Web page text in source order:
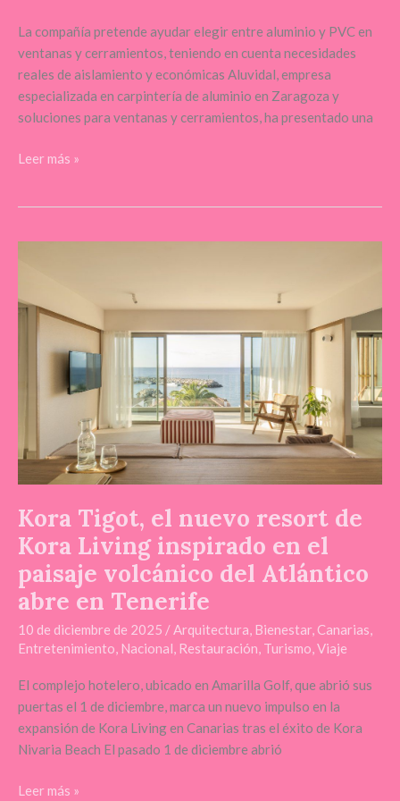
La compañía pretende ayudar elegir entre aluminio y PVC en
ventanas y cerramientos, teniendo en cuenta necesidades
reales de aislamiento y económicas Aluvidal, empresa
especializada en carpintería de aluminio en Zaragoza y
soluciones para ventanas y cerramientos, ha presentado una
Leer más »
Kora Tigot, el nuevo resort de
Kora Living inspirado en el
paisaje volcánico del Atlántico
abre en Tenerife
10 de diciembre de 2025 / Arquitectura Bienestar Canarias
Entretenimiento Nacional Restauración Turismo Viaje
El complejo hotelero, ubicado en Amarilla Golf, que abrió sus
puertas el 1 de diciembre, marca un nuevo impulso en la
expansión de Kora Living en Canarias tras el éxito de Kora
Nivaria Beach El pasado 1 de diciembre abrió
nuevo
resort
Living
en
paisaje
volcánico
del
Atlántico
abre
en
Leer más »